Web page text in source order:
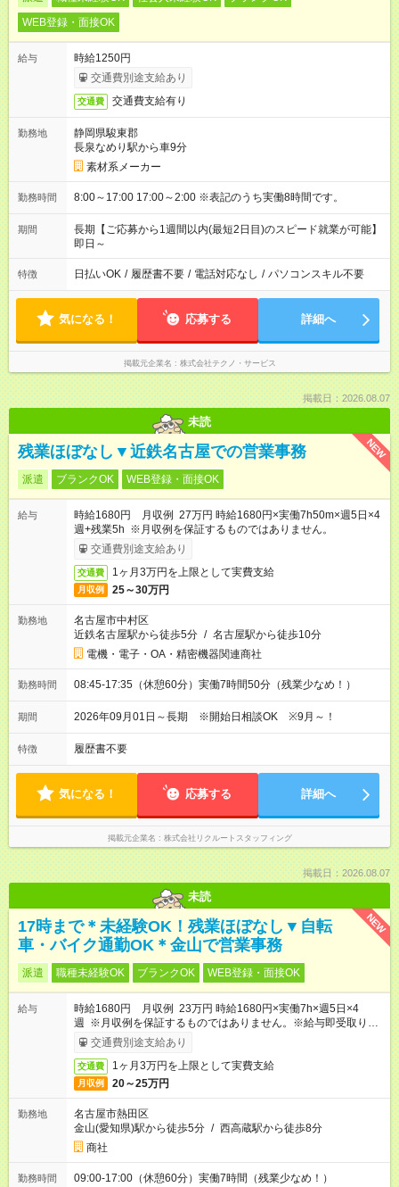
WEB登録・面接OK
給与
時給1250円
交通費別途支給あり
交通費 交通費支給有り
勤務地
静岡県駿東郡
長泉なめり駅から車9分
素材系メーカー
勤務時間 8:00～17:00 17:00～2:00 ※表記のうち実働8時間です。
期間
長期【ご応募から1週間以内(最短2日目)のスピード就業が可能】
即日～
特徴 日払いOK / 履歴書不要 / 電話対応なし / パソコンスキル不要
気になる！ 応募する 詳細へ
掲載元企業名 株式会社テクノ・サービス
掲載日：2026.08.07
未読
NEW
残業ほぼなし▼近鉄名古屋での営業事務
派遣 ブランクOK WEB登録・面接OK
給与
時給1680円 月収例 27万円 時給1680円×実働7h50m×週5日×4
週+残業5h ※月収例を保証するものではありません。
交通費別途支給あり
交通費 1ヶ月3万円を上限として実費支給
月収例 25～30万円
勤務地
名古屋市中村区
近鉄名古屋駅から徒歩5分 / 名古屋駅から徒歩10分
電機・電子・OA・精密機器関連商社
勤務時間 08:45-17:35（休憩60分）実働7時間50分（残業少なめ！）
期間 2026年09月01日～長期 ※開始日相談OK ※9月～！
特徴 履歴書不要
気になる！ 応募する 詳細へ
掲載元企業名 株式会社リクルートスタッフィング
掲載日：2026.08.07
未読
NEW
17時まで＊未経験OK！残業ほぼなし▼自転
車・バイク通勤OK＊金山で営業事務
派遣 職種未経験OK ブランクOK WEB登録・面接OK
給与
時給1680円 月収例 23万円 時給1680円×実働7h×週5日×4
週 ※月収例を保証するものではありません。※給与即受取りサ
ービス利用可（利用条件有）
交通費別途支給あり
交通費 1ヶ月3万円を上限として実費支給
月収例 20～25万円
勤務地
名古屋市熱田区
金山(愛知県)駅から徒歩5分 / 西高蔵駅から徒歩8分
商社
勤務時間 09:00-17:00（休憩60分）実働7時間（残業少なめ！）